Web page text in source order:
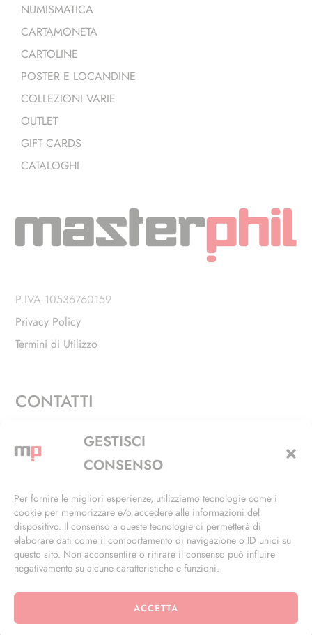
GESTISCI
CONSENSO
Per fornire le migliori esperienze, utilizziamo tecnologie come i
cookie per memorizzare e/o accedere alle informazioni del
dispositivo. Il consenso a queste tecnologie ci permetterà di
elaborare dati come il comportamento di navigazione o ID unici su
questo sito. Non acconsentire o ritirare il consenso può influire
negativamente su alcune caratteristiche e funzioni.
ACCETTA
NUMISMATICA
CARTAMONETA
CARTOLINE
POSTER E LOCANDINE
COLLEZIONI VARIE
OUTLET
GIFT CARDS
CATALOGHI
P.IVA 10536760159
Privacy Policy
Termini di Utilizzo
CONTATTI
Via Alfieri, 27 - Trezzano Sul Naviglio (MI)
+39 02 4846 3155
info@masterphil.it